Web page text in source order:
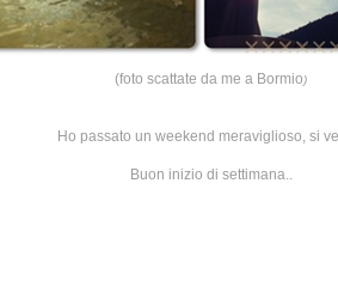
(foto scattate da me a Bormio)
Ho passato un weekend meraviglioso, si
Buon inizio di settimana..